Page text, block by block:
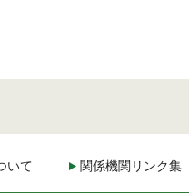
いて 関係機関リンク集